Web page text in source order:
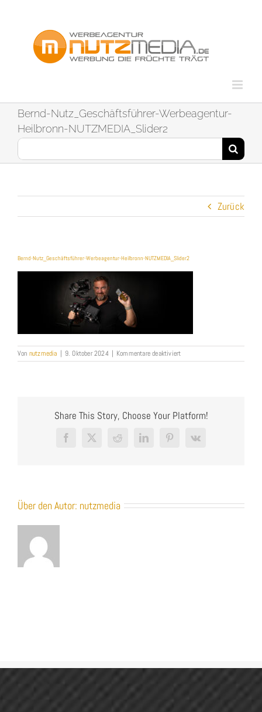
Bernd-Nutz_Geschäftsführer-Werbeagentur-
Heilbronn-NUTZMEDIA_Slider2
Suche
nach:
Zurück
Bernd-Nutz_Geschäftsführer-Werbeagentur-Heilbronn-NUTZMEDIA_Slider2
Von nutzmedia | 9. Oktober 2024 | Kommentare deaktiviertfür
Bernd-
Share This Story, Choose Your Platform!
Facebook
X RedditLinkedInPinterest
Vk
Über den Autor: nutzmedia